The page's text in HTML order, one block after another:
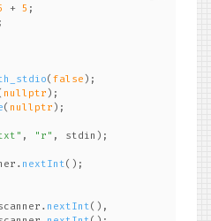
+ 5 ;
( false );
nullptr );
( nullptr );
, "r" , stdin);
nextInt();
nextInt(),